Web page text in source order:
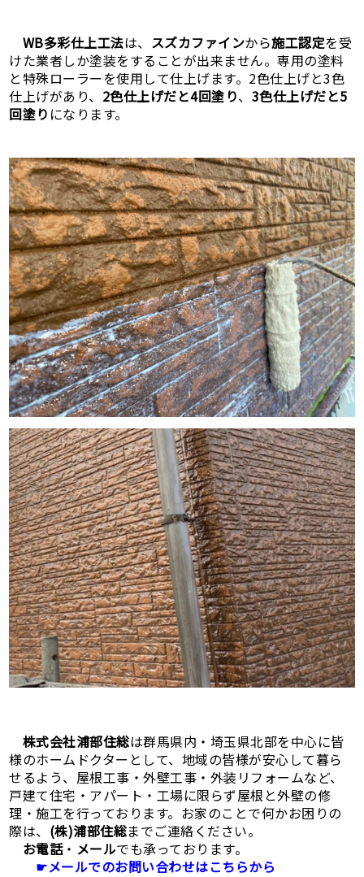
WB多彩仕上工法は、 スズカファインから施工認定を受
けた業者しか塗装をすることが出来ません。専用の塗料
と特殊ローラーを使用して仕上げます。2色仕上げと3色
仕上げがあり、 2色仕上げだと4回塗り、 3色仕上げだと5
回塗り になります。
株式会社浦部住総は群馬県内・埼玉県北部を中心に皆
様のホームドクターとして、地域の皆様が安心して暮ら
せるよう、屋根工事・外壁工事・外装リフォームなど、
戸建て住宅・アパート・工場に限らず屋根と外壁の修
理・施工を行っております。お家のことで何かお困りの
際は、 (株)浦部住総までご連絡ください。
お電話・ メールでも承っております。
☛メールでのお問い合わせはこちらから